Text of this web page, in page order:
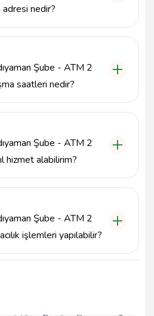
nedir?
Şube - ATM 2
saatleri nedir?
Şube - ATM 2
hizmet alabilirim?
Şube - ATM 2
işlemleri yapılabilir?
Şube - ATM 2 ATM'de para
gibi işlemler